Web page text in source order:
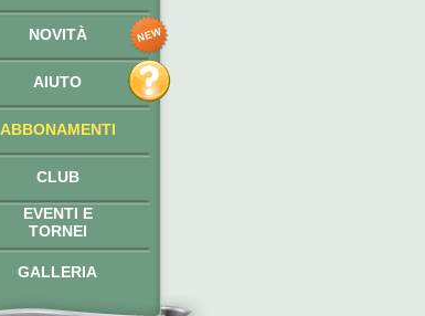
NOVITÀ
AIUTO
ABBONAMENTI
CLUB
EVENTI E
TORNEI
GALLERIA